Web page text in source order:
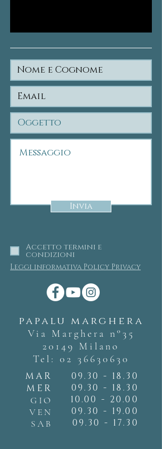
Invia
Accetto termini e
condizioni
Leggi informativa Policy Privacy
papalu marghera
Via Marghera n°35
20149 Milano
Tel: 02 36630630
MAR
MER
GIO
VEN
SAB
09.30 - 18.30
09.30 - 18.30
10.00 - 20.00
09.30 - 19.00
09.30 - 17.30